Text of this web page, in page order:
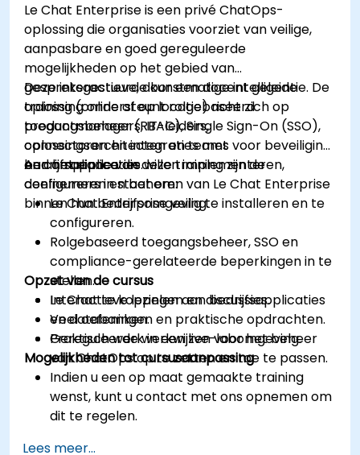
Le Chat Enterprise is een privé ChatOps-
oplossing die organisaties voorziet van veilige,
aanpasbare en goed gereguleerde
mogelijkheden op het gebied van
gespreksgestuurde kunstmatige intelligentie. De
oplossing ondersteunt rolgebaseerd
toegangsbeheer (RBAC), Single Sign-On (SSO),
connectoren en integraties met
bedrijfsapplicaties.
Deze interactieve, door een docent geleide
training (online of op locatie) richt zich op
productmanagers, IT-leiders,
oplossingsarchitecten en teams voor beveiliging
en compliance die willen implementeren,
configureren en beheren van Le Chat Enterprise
binnen hun bedrijfsomgeving.
Aan het einde van deze training zijn de
deelnemers in staat om:
Le Chat Enterprise veilig te installeren en te
configureren.
Rolgebaseerd toegangsbeheer, SSO en
compliance-gerelateerde beperkingen in te
stellen.
Le Chat te koppelen aan bedrijfsapplicaties
en databanken.
Gereguleerde werkwijzen voor het beheer
van ChatOps op te zetten en toe te passen.
Opzet van de cursus
Interactieve lezingen en discussies.
Veel oefeningen en praktische opdrachten.
Praktisch werk in een live-labomgeving.
Mogelijkheden tot cursusaanpassing
Indien u een op maat gemaakte training
wenst, kunt u contact met ons opnemen om
dit te regelen.
Lees meer...